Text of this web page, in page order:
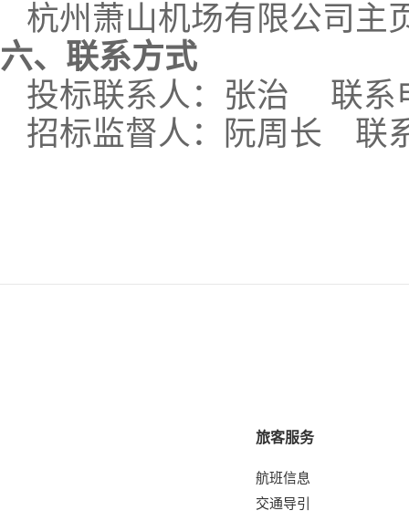
杭州萧山机场有限公司主
六、联系方式
投标联系人：张治
联系
招标监督人：阮周长
联
旅客服务
航班信息
交通导引